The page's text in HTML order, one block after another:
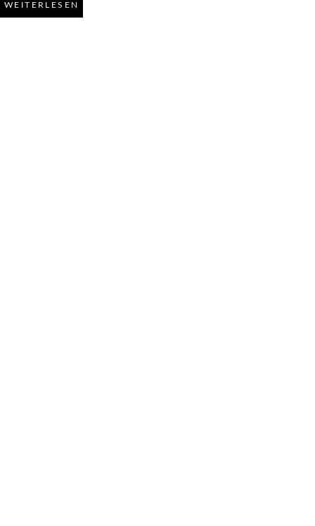
WEITERLESEN